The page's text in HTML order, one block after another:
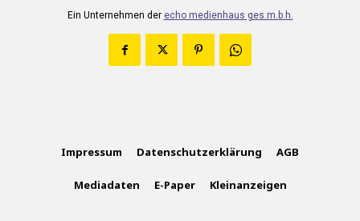
Ein Unternehmen der echo medienhaus ges.m.b.h.
Impressum Datenschutzerklärung AGB
Mediadaten E-Paper Kleinanzeigen